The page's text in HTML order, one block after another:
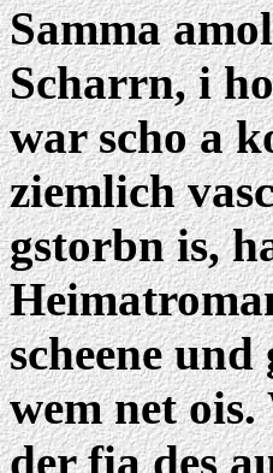
Samma
Scharrn, i
war scho a
ziemlich
gstorbn is,
scheene
wem net
der fia des